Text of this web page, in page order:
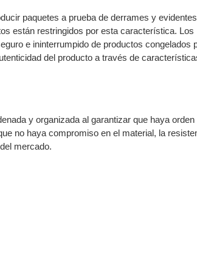
paquetes a prueba de derrames y
están restringidos por esta característica. Los
e ininterrumpido de productos congelados
del producto a través de
y organizada al garantizar que haya orden
no haya compromiso en el material, la
mercado.